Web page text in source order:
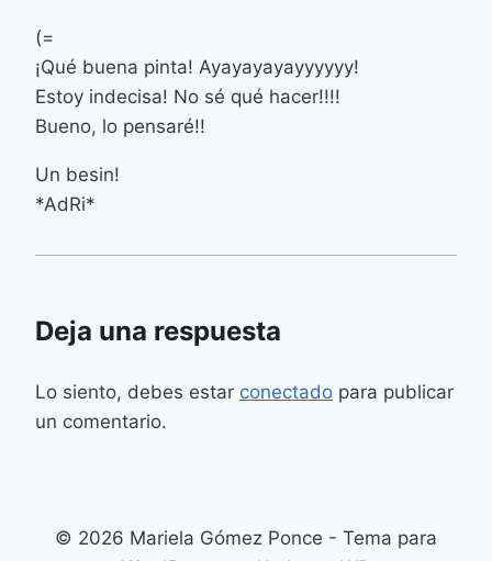
(=
¡Qué buena pinta! Ayayayayayyyyyy!
Estoy indecisa! No sé qué hacer!!!!
Bueno, lo pensaré!!
Un besin!
*AdRi*
Deja una respuesta
Lo siento, debes estar conectado para publicar
un comentario.
© 2026 Mariela Gómez Ponce - Tema para